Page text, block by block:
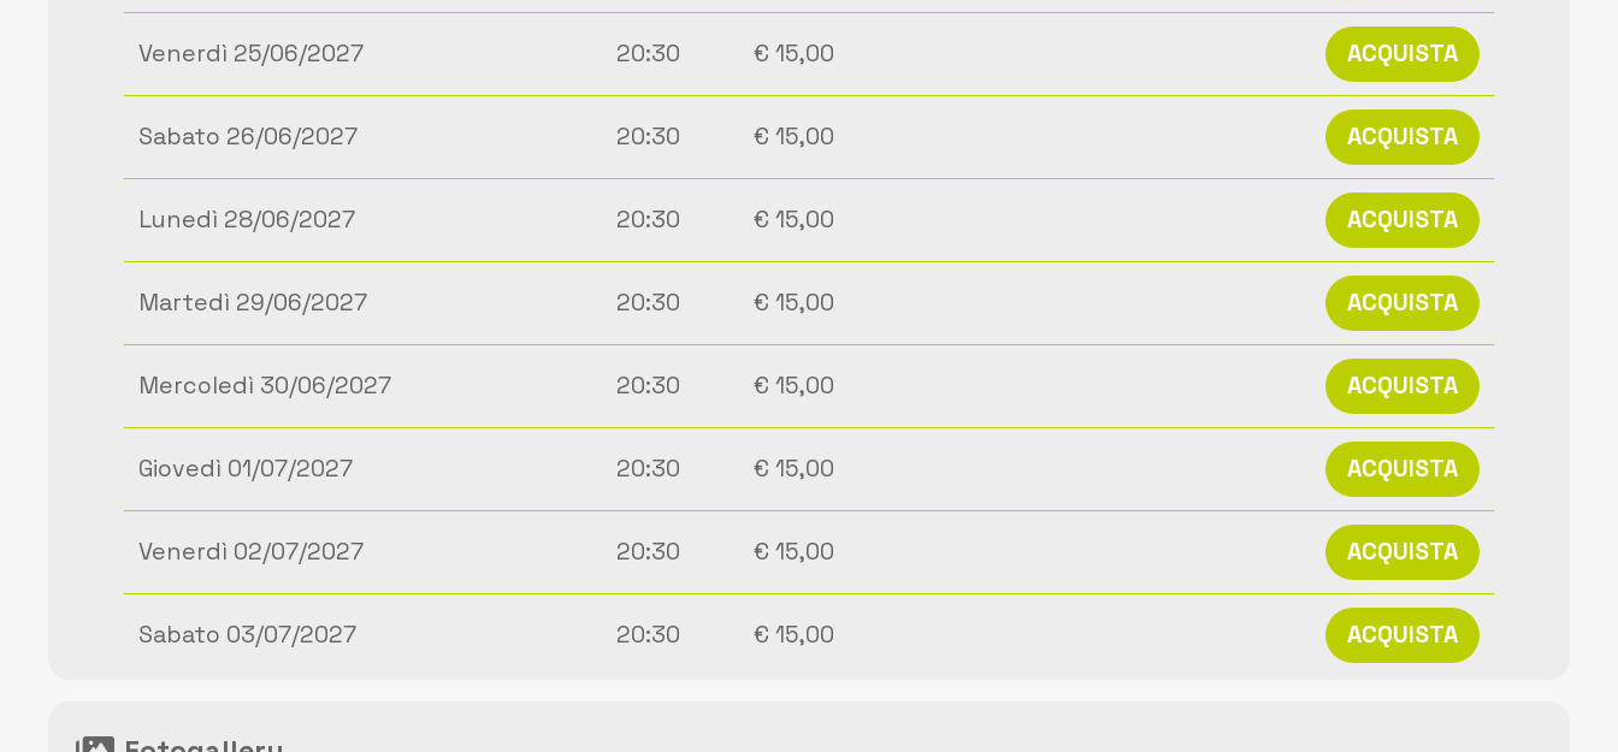
Venerdì 25/06/2027 20:30 € 15,00 ACQUISTA
Sabato 26/06/2027 20:30 € 15,00 ACQUISTA
Lunedì 28/06/2027 20:30 € 15,00 ACQUISTA
Martedì 29/06/2027 20:30 € 15,00 ACQUISTA
Mercoledì 30/06/2027 20:30 € 15,00 ACQUISTA
Giovedì 01/07/2027 20:30 € 15,00 ACQUISTA
Venerdì 02/07/2027 20:30 € 15,00 ACQUISTA
Sabato 03/07/2027 20:30 € 15,00 ACQUISTA